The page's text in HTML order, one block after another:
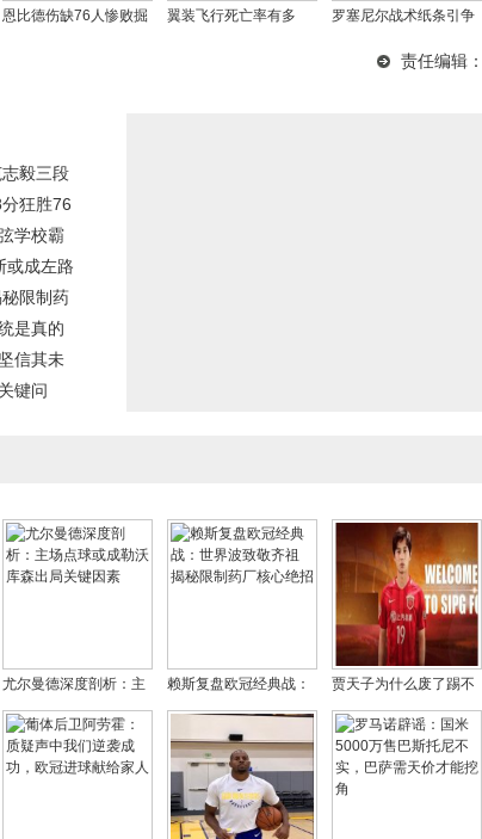
恩比德伤缺76人惨败掘
翼装飞行死亡率有多
罗塞尼尔战术纸条引争
责任编辑：
毅三段
狂胜76
学校霸
或成左路
限制药
是真的
信其未
键问
尤尔曼德深度剖析：主
场点球或成勒沃库森出
局关键因素
赖斯复盘欧冠经典战：
世界波致敬齐祖 揭秘限
制药厂核心绝招
贾天子为什么废了踢不
上球，当年贾天子超牛
35米任意球视频来了！